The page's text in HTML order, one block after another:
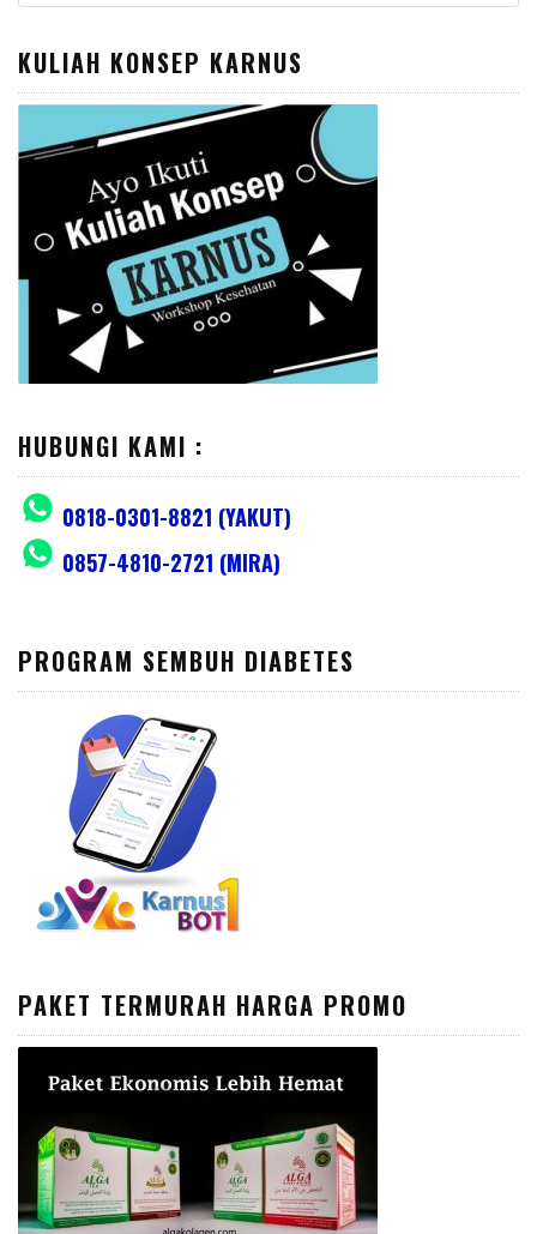
for:
KULIAH KONSEP KARNUS
HUBUNGI KAMI :
0818-0301-8821 (YAKUT)
0857-4810-2721 (MIRA)
PROGRAM SEMBUH DIABETES
PAKET TERMURAH HARGA PROMO